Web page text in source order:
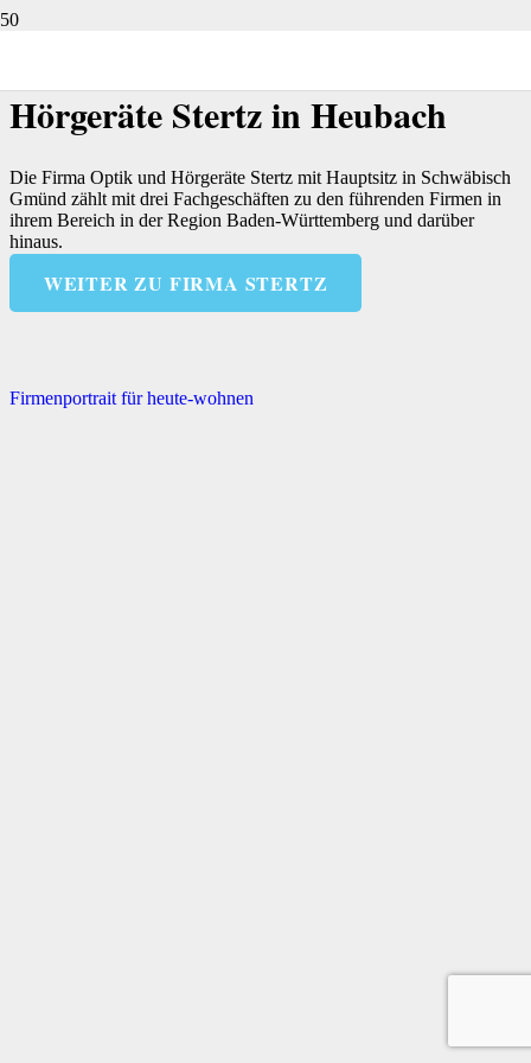
Hörgeräte Stertz in Heubach
Die Firma Optik und Hörgeräte Stertz mit Hauptsitz in Schwäbisch
Gmünd zählt mit drei Fachgeschäften zu den führenden Firmen in
ihrem Bereich in der Region Baden-Württemberg und darüber
hinaus.
WEITER ZU FIRMA STERTZ
Firmenportrait für heute-wohnen